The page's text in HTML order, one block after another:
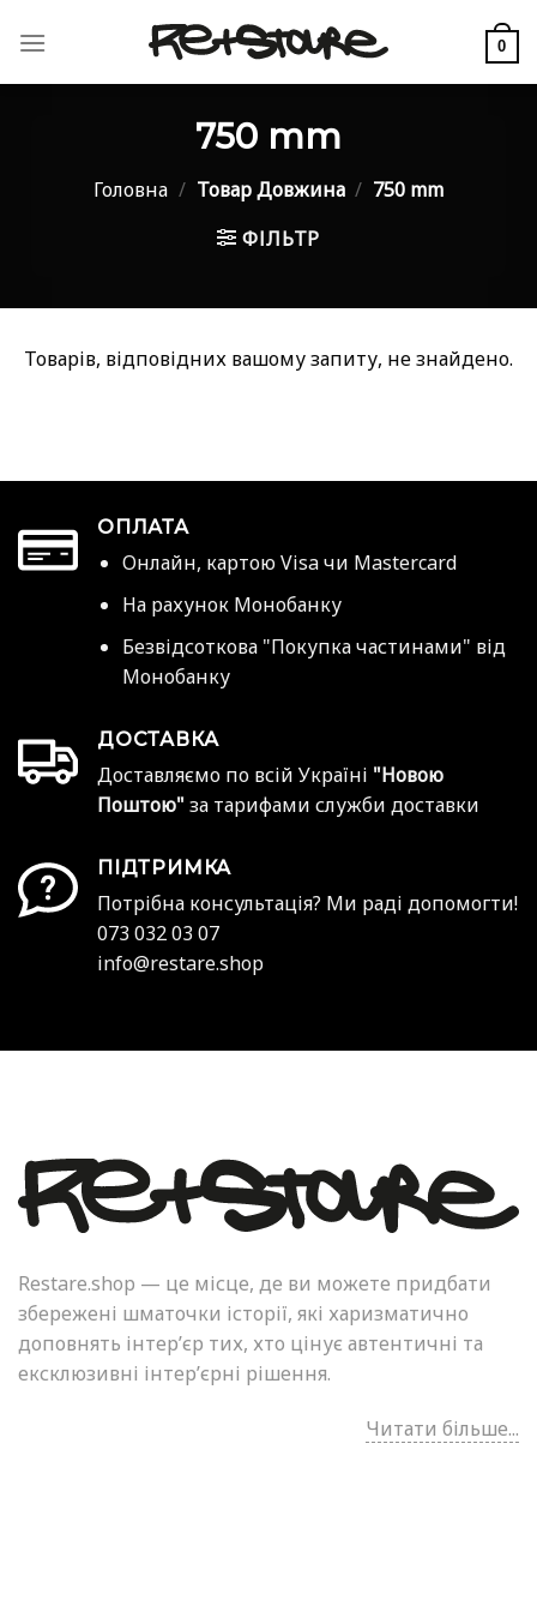
0
750 mm
Головна / Товар Довжина / 750 mm
ФІЛЬТР
Товарів, відповідних вашому запиту, не знайдено.
ОПЛАТА
Онлайн, картою Visa чи Mastercard
На рахунок Монобанку
Безвідсоткова "Покупка частинами" від
Монобанку
ДОСТАВКА
Доставляємо по всій Україні "Новою
Поштою" за тарифами служби доставки
ПІДТРИМКА
Потрібна консультація? Ми раді допомогти!
073 032 03 07
info@restare.shop
Restare.shop — це місце, де ви можете придбати
збережені шматочки історії, які харизматично
доповнять інтер’єр тих, хто цінує автентичні та
ексклюзивні інтер’єрні рішення.
Читати більше...